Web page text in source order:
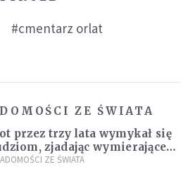
#cmentarz orlat
ZE ŚWIATA
przez trzy lata wymykał się
zjadając wymierające
W końcu popełnił
ZE ŚWIATA